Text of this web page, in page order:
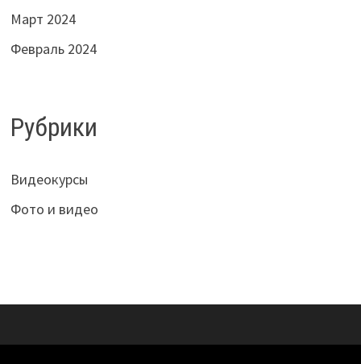
Март 2024
Февраль 2024
Рубрики
Видеокурсы
Фото и видео